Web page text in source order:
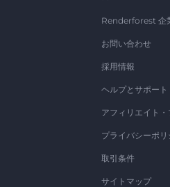
Renderforest 企
お問い合わせ
採用情報
ヘルプとサポート
アフィリエイト・
プライバシーポリ
取引条件
サイトマップ